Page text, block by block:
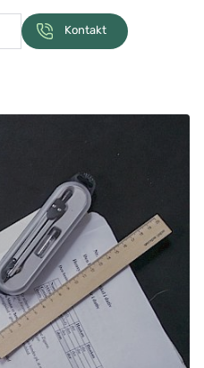
Kontakt